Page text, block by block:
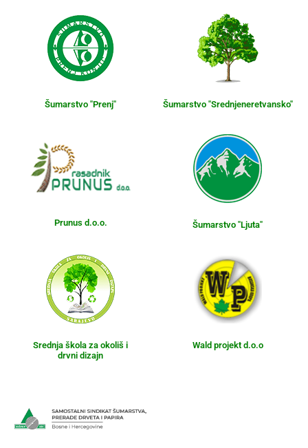
Šumarstvo "Prenj" Šumarstvo "Srednjeneretvansko"
Prunus d.o.o. Šumarstvo "Ljuta"
Srednja škola za okoliš i
drvni dizajn
Wald projekt d.o.o